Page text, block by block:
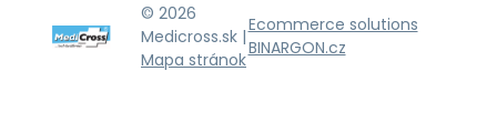
© 2026
Medicross.sk |
Mapa stránok
Ecommerce solutions
BINARGON.cz